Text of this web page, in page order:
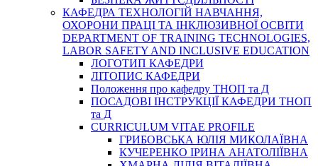
КАФЕДРА ТЕХНОЛОГІЙ НАВЧАННЯ,
ОХОРОНИ ПРАЦІ ТА ІНКЛЮЗИВНОЇ ОСВІТИ
DEPARTMENT OF TRAINING TECHNOLOGIES,
LABOR SAFETY AND INCLUSIVE EDUCATION
ЛОГОТИП КАФЕДРИ
ЛІТОПИС КАФЕДРИ
Положення про кафедру ТНОП та Д
ПОСАДОВІ ІНСТРУКЦІЇ КАФЕДРИ ТНОП
та Д
CURRICULUM VITAE PROFILE
ГРИБОВСЬКА ЮЛІЯ МИКОЛАЇВНА
КУЧЕРЕНКО ІРИНА АНАТОЛІЇВНА